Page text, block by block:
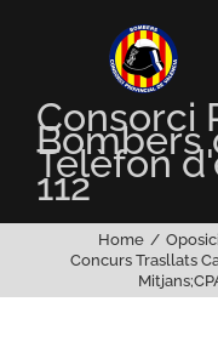
Consorci
Bombers
Telèfon
112
Home
Concurs Trasllats